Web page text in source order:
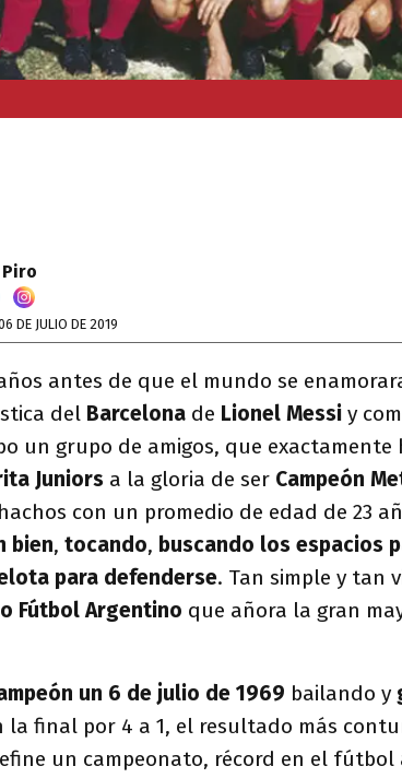
DE JULIO DE 2019
antes de que el mundo se
del Barcelona de Lionel Messi y
un grupo de amigos, que exactamente
Juniors a la gloria de ser Campeón
con un promedio de edad de 23
bien, tocando, buscando los espacios
para defenderse. Tan simple y tan
Fútbol Argentino que añora la gran
un 6 de julio de 1969 bailando y
la final por 4 a 1, el resultado más
un campeonato, récord en el